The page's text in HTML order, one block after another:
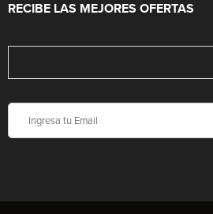
RECIBE LAS MEJORES OFERTAS